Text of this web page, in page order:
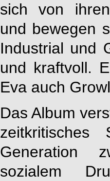
sich von
und bewegen
Industrial und
und kraftvoll.
Eva auch
Das Album
zeitkritisches
Generation
sozialem